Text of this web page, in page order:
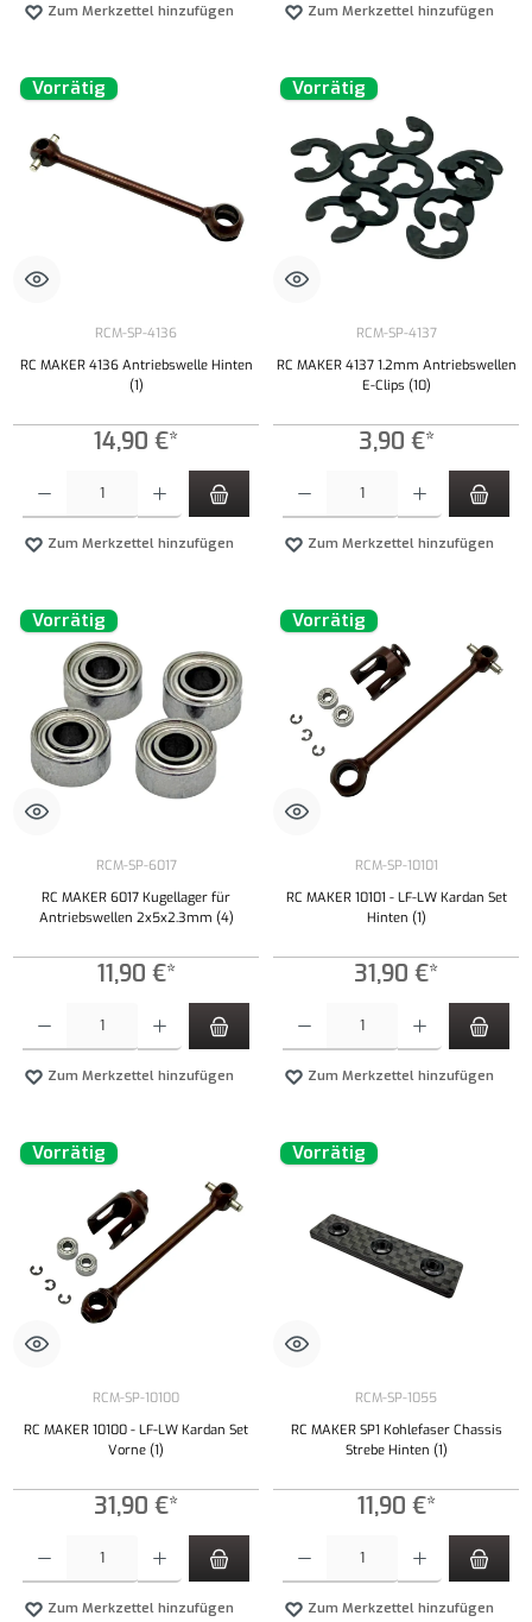
Zum Merkzettel hinzufügen Zum Merkzettel hinzufügen
Vorrätig
RCM-SP-4136
RC MAKER 4136 Antriebswelle Hinten
(1)
14,90 €*
Zum Merkzettel hinzufügen
Vorrätig
RCM-SP-4137
RC MAKER 4137 1.2mm Antriebswellen
E-Clips (10)
3,90 €*
Zum Merkzettel hinzufügen
Vorrätig
RCM-SP-6017
RC MAKER 6017 Kugellager für
Antriebswellen 2x5x2.3mm (4)
11,90 €*
Zum Merkzettel hinzufügen
Vorrätig
RCM-SP-10101
RC MAKER 10101 - LF-LW Kardan Set
Hinten (1)
31,90 €*
Zum Merkzettel hinzufügen
Vorrätig
RCM-SP-10100
RC MAKER 10100 - LF-LW Kardan Set
Vorne (1)
31,90 €*
Zum Merkzettel hinzufügen
Vorrätig
RCM-SP-1055
RC MAKER SP1 Kohlefaser Chassis
Strebe Hinten (1)
11,90 €*
Zum Merkzettel hinzufügen